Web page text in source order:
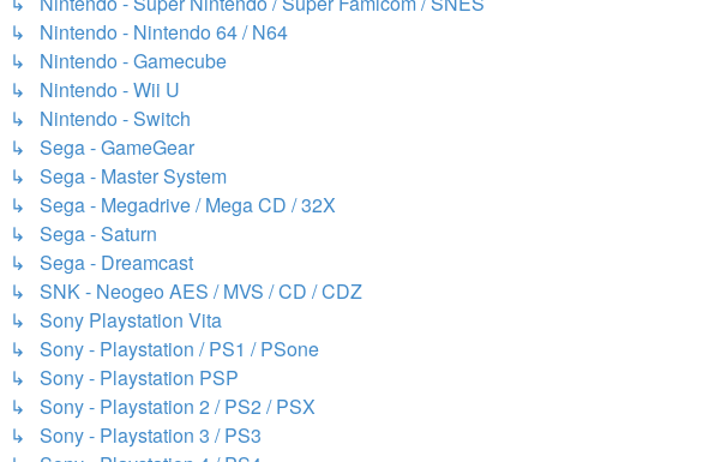
↳ Nintendo - Nintendo 64 / N64
↳ Nintendo - Gamecube
↳ Nintendo - Wii U
↳ Nintendo - Switch
↳ Sega - GameGear
↳ Sega - Master System
↳ Sega - Megadrive / Mega CD / 32X
↳ Sega - Saturn
↳ Sega - Dreamcast
↳ SNK - Neogeo AES / MVS / CD / CDZ
↳ Sony Playstation Vita
↳ Sony - Playstation / PS1 / PSone
↳ Sony - Playstation PSP
↳ Sony - Playstation 2 / PS2 / PSX
↳ Sony - Playstation 3 / PS3